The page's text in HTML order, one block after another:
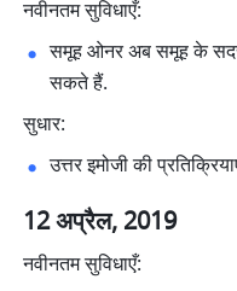
नवीनतम सुविधाएँ:
समूह ओनर अब समूह के
सकते हैं.
सुधार:
उत्तर इमोजी की
12 अप्रैल, 2019
नवीनतम सुविधाएँ: